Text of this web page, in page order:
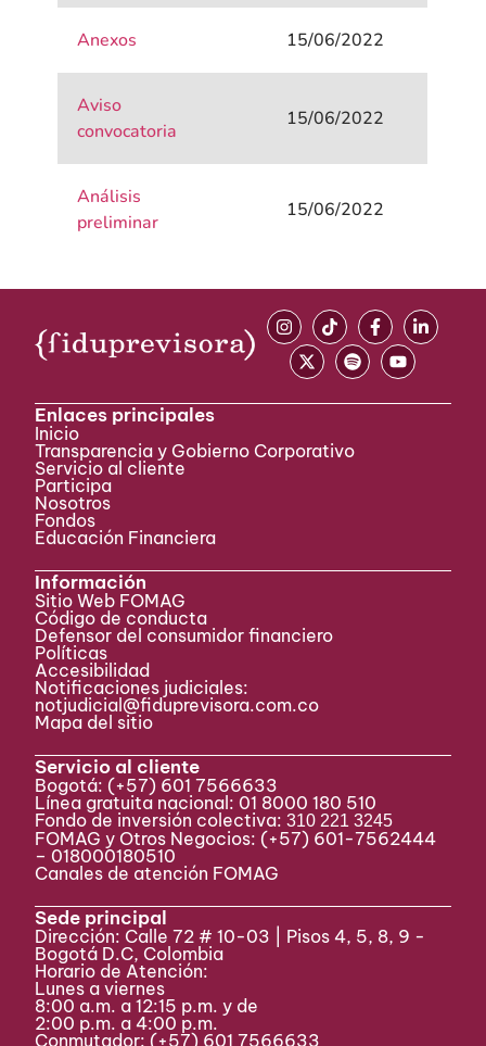
Anexos 15/06/2022
Aviso
convocatoria
15/06/2022
Análisis
preliminar
15/06/2022
Enlaces principales
Inicio
Transparencia y Gobierno Corporativo
Servicio al cliente
Participa ​
Nosotros
Fondos
Educación Financiera
Información
Sitio Web FOMAG
Código de conducta
Defensor del consumidor financiero
Políticas
Accesibilidad
Notificaciones judiciales:
notjudicial@fiduprevisora.com.co
Mapa del sitio
Servicio al cliente
Bogotá: (+57) 601 7566633
Línea gratuita nacional: 01 8000 180 510
Fondo de inversión colectiva:310 221 3245
FOMAG y Otros Negocios: (+57) 601-7562444
– 018000180510
Canales de atención FOMAG
Sede principal
Dirección: Calle 72 # 10-03 | Pisos 4, 5, 8, 9 -
Bogotá D.C, Colombia
Horario de Atención:
Lunes a viernes
8:00 a.m. a 12:15 p.m. y de
2:00 p.m. a 4:00 p.m.
Conmutador: (+57) 601 7566633